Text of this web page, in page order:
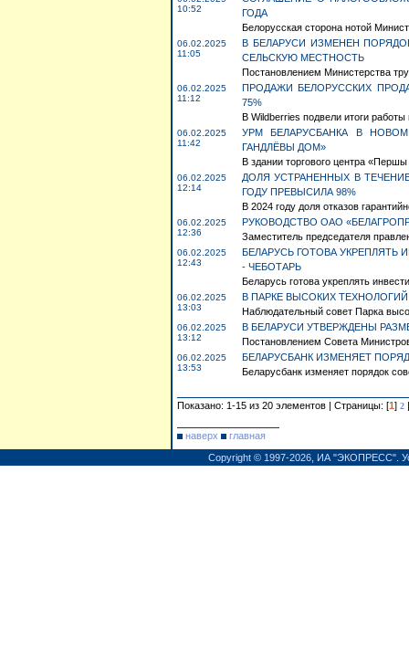
10:52
ГОДА
Белорусская сторона нотой
06.02.2025
11:05
В БЕЛАРУСИ ИЗМЕНЕН
СЕЛЬСКУЮ МЕСТНОСТЬ
Постановлением Министерства
06.02.2025
11:12
ПРОДАЖИ БЕЛОРУССКИХ
75%
В Wildberries подвели итоги
06.02.2025
11:42
УРМ БЕЛАРУСБАНКА В
ГАНДЛЁВЫ ДОМ»
В здании торгового центра
06.02.2025
12:14
ДОЛЯ УСТРАНЕННЫХ В
ГОДУ ПРЕВЫСИЛА 98%
В 2024 году доля отказов
06.02.2025
12:36
РУКОВОДСТВО ОАО
Заместитель председателя
06.02.2025
12:43
БЕЛАРУСЬ ГОТОВА
- ЧЕБОТАРЬ
Беларусь готова укреплять
06.02.2025
13:03
В ПАРКЕ ВЫСОКИХ
Наблюдательный совет Парка
06.02.2025
13:12
В БЕЛАРУСИ УТВЕРЖДЕНЫ
Постановлением Совета
06.02.2025
13:53
БЕЛАРУСБАНК ИЗМЕНЯЕТ
Беларусбанк изменяет порядок
Показано: 1-15 из 20 элементов | Страницы: [1] 2 |
наверх
главная
Copyright © 1997-2026, ИА "ЭКОПРЕСС".